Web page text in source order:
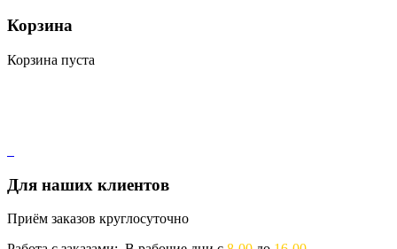
Корзина
Корзина пуста
Для наших клиентов
Приём заказов круглосуточно